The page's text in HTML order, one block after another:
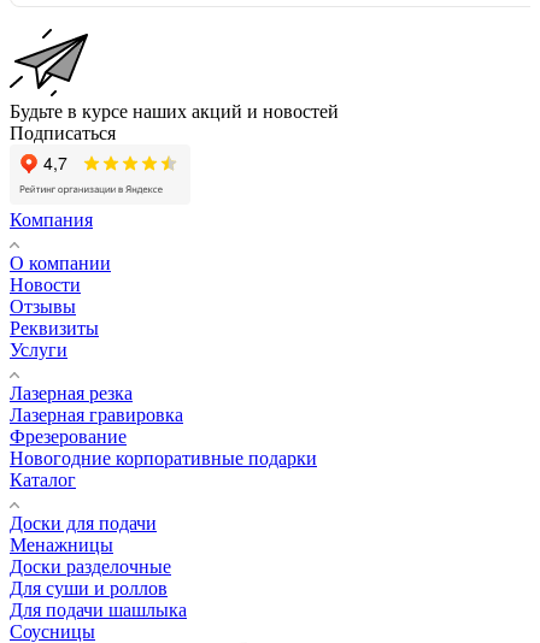
Будьте в курсе наших акций и новостей
Подписаться
Компания
О компании
Новости
Отзывы
Реквизиты
Услуги
Лазерная резка
Лазерная гравировка
Фрезерование
Новогодние корпоративные подарки
Каталог
Доски для подачи
Менажницы
Доски разделочные
Для суши и роллов
Для подачи шашлыка
Соусницы